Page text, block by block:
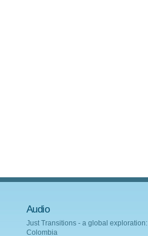
Audio
Just Transitions - a global exploration:
Colombia